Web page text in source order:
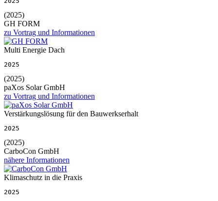
(2025)
GH FORM
zu Vortrag und Informationen
Multi Energie Dach
2025
(2025)
paXos Solar GmbH
zu Vortrag und Informationen
Verstärkungslösung für den Bauwerkserhalt
2025
(2025)
CarboCon GmbH
nähere Informationen
Klimaschutz in die Praxis
2025